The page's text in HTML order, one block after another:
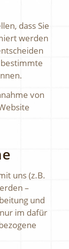
dass Sie
werden
von
uns (z.B.
–
und
im dafür